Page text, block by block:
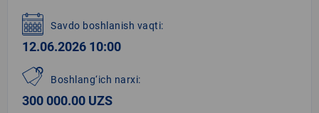
Savdo boshlanish vaqti:
12.06.2026 10:00
Boshlang‘ich narxi:
300 000.00 UZS